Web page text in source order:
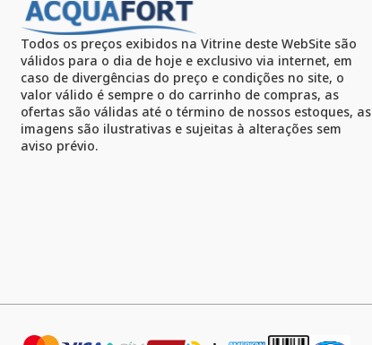
Todos os preços exibidos na Vitrine deste WebSite são
válidos para o dia de hoje e exclusivo via internet, em
caso de divergências do preço e condições no site, o
valor válido é sempre o do carrinho de compras, as
ofertas são válidas até o término de nossos estoques, as
imagens são ilustrativas e sujeitas à alterações sem
aviso prévio.